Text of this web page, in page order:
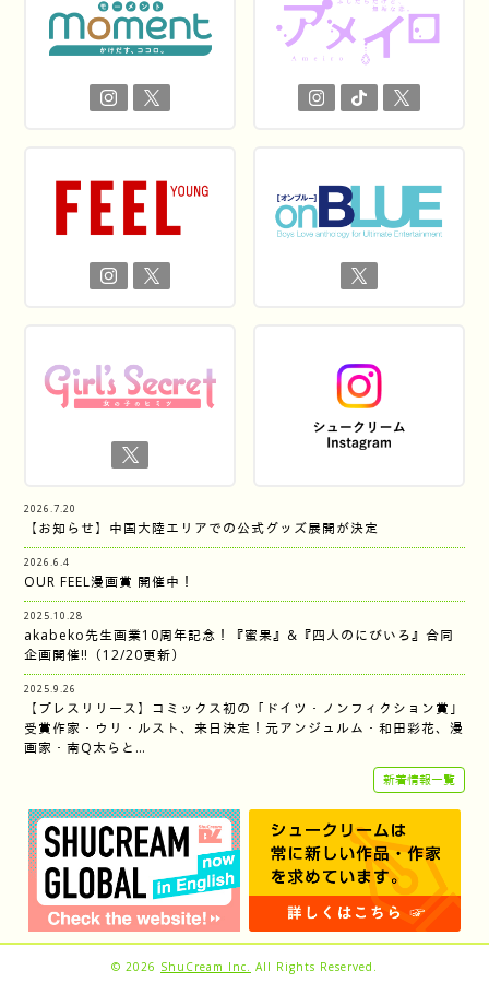
2026.7.20
【お知らせ】中国大陸エリアでの公式グッズ展開が決定
2026.6.4
OUR FEEL漫画賞 開催中！
2025.10.28
akabeko先生画業10周年記念！『蜜果』&『四人のにびいろ』合同
企画開催‼︎（12/20更新）
2025.9.26
【プレスリリース】コミックス初の「ドイツ・ノンフィクション賞」
受賞作家・ウリ・ルスト、来日決定！元アンジュルム・和田彩花、漫
画家・南Q太らと…
新着情報一覧
© 2026 ShuCream Inc. All Rights Reserved.